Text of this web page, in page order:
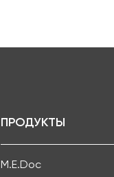
ПРОДУКТЫ
M.E.Doc